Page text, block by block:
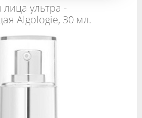
ультра -
Algologie, 30 мл.